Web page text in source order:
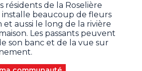
résidents de la Roselière
installe beaucoup de fleurs
et aussi le long de la rivière
Les passants peuvent
son banc et de la vue sur